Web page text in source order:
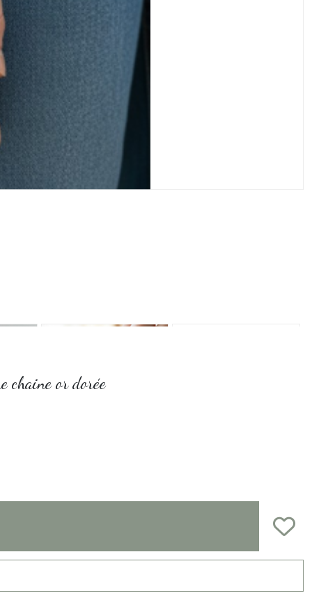
chaine or dorée